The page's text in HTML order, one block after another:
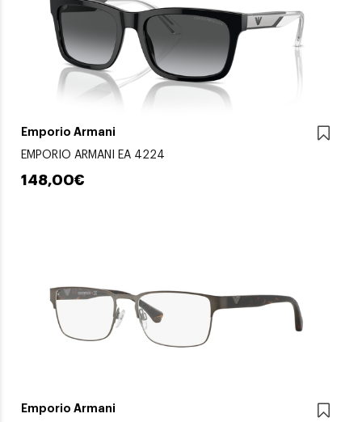
Emporio Armani
EMPORIO ARMANI EA 4224
148,00€
Emporio Armani